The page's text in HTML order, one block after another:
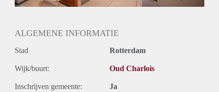
Oplevering
ALGEMENE INFORMATIE
Stad Rotterdam
Wijk/buurt: Oud Charlois
Inschrijven gemeente: Ja